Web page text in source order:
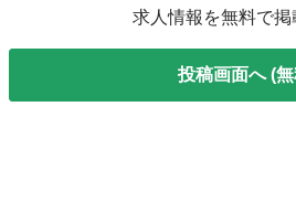
求人情報を無料で掲
投稿画面へ (